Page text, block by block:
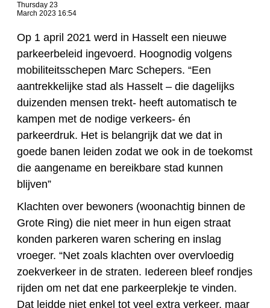
Thursday 23
March 2023 16:54
Op 1 april 2021 werd in Hasselt een nieuwe
parkeerbeleid ingevoerd. Hoognodig volgens
mobiliteitsschepen Marc Schepers. “Een
aantrekkelijke stad als Hasselt – die dagelijks
duizenden mensen trekt- heeft automatisch te
kampen met de nodige verkeers- én
parkeerdruk. Het is belangrijk dat we dat in
goede banen leiden zodat we ook in de toekomst
die aangename en bereikbare stad kunnen
blijven”
Klachten over bewoners (woonachtig binnen de
Grote Ring) die niet meer in hun eigen straat
konden parkeren waren schering en inslag
vroeger. “Net zoals klachten over overvloedig
zoekverkeer in de straten. Iedereen bleef rondjes
rijden om net dat ene parkeerplekje te vinden.
Dat leidde niet enkel tot veel extra verkeer, maar